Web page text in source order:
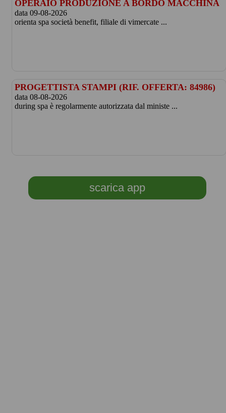
OPERAIO PRODUZIONE A BORDO MACCHINA
data 09-08-2026
orienta spa società benefit, filiale di vimercate ...
PROGETTISTA STAMPI (RIF. OFFERTA: 84986)
data 08-08-2026
during spa è regolarmente autorizzata dal ministe ...
scarica app